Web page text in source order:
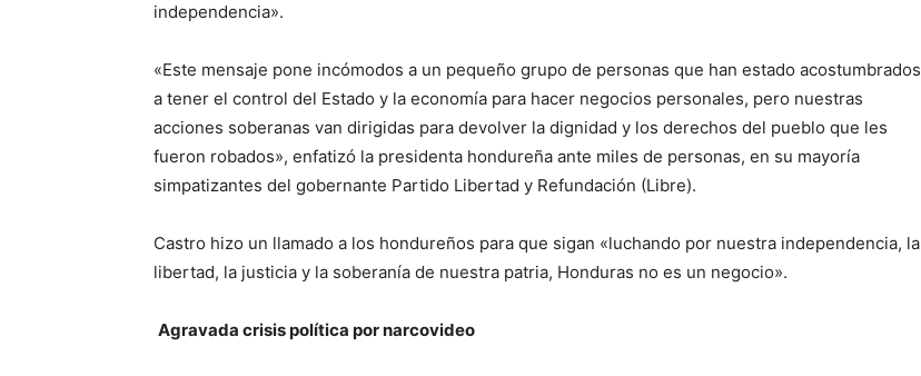
independencia».
«Este mensaje pone incómodos a un pequeño grupo de personas que han estado acostumbrados
a tener el control del Estado y la economía para hacer negocios personales, pero nuestras
acciones soberanas van dirigidas para devolver la dignidad y los derechos del pueblo que les
fueron robados», enfatizó la presidenta hondureña ante miles de personas, en su mayoría
simpatizantes del gobernante Partido Libertad y Refundación (Libre).
Castro hizo un llamado a los hondureños para que sigan «luchando por nuestra independencia, la
libertad, la justicia y la soberanía de nuestra patria, Honduras no es un negocio».
Agravada crisis política por narcovideo